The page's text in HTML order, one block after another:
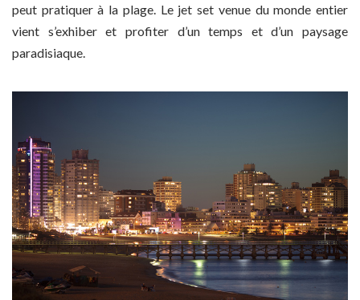
peut pratiquer à la plage. Le jet set venue du monde entier
vient s’exhiber et profiter d’un temps et d’un paysage
paradisiaque.